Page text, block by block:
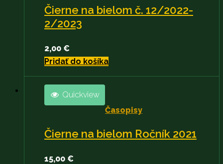
Čierne na bielom č. 12/2022-
2/2023
2,00 €
Pridať do košíka
Quickview
Časopisy
Čierne na bielom Ročník 2021
15,00 €